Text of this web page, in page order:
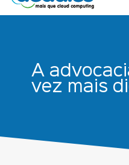
A
vez mais